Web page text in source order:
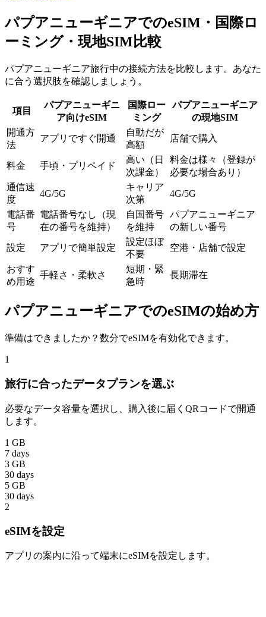
パプアニューギニアでのeSIM・国際ロ
ーミング・現地SIM比較
パプアニューギニア旅行中の接続方法を比較します。あなた
に合う選択肢を確認しましょう。
項目
パプアニューギニ
ア向けeSIM
国際ロー
ミング
パプアニューギニア
の現地SIM
開通方
法
アプリですぐ開通
自動だが
高額
店舗で購入
料金 手頃・プリペイド
高い（日
次課金）
料金は様々（登録が
必要な場合あり）
通信速
度
4G/5G
キャリア
次第
4G/5G
電話番
号
電話番号なし（現
在の番号を維持）
自国番号
を維持
パプアニューギニア
の新しい番号
設定 アプリで簡単設定
設定ほぼ
不要
空港・店舗で設定
おすす
め用途
手軽さ・柔軟さ
短期・緊
急時
長期滞在
パプアニューギニアでのeSIMの始め方
準備はできましたか？数分でeSIMを有効化できます。
1
旅行に合ったデータプランを選ぶ
必要なデータ容量を選択し、購入後に届くQRコードで開通
します。
1 GB
7 days
3 GB
30 days
5 GB
30 days
2
eSIMを設定
アプリの案内に沿って端末にeSIMを設定します。